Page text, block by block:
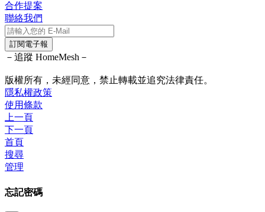
合作提案
聯絡我們
訂閱電子報
－追蹤 HomeMesh－
版權所有，未經同意，禁止轉載並追究法律責任。
隱私權政策
使用條款
上一頁
下一頁
首頁
搜尋
管理
忘記密碼